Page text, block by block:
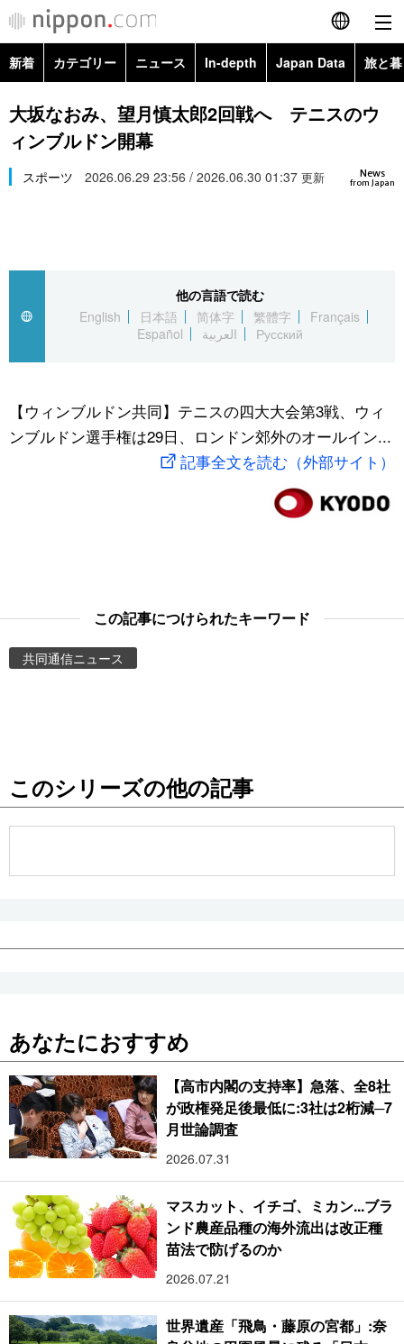
English
简体字
Русский
カテゴリー
経済・ビジネス
国際
文化
トップ
アーカイブ
In-depth
Japan Data
動画/Live
お知らせ
新着 カテゴリー ニュース In-depth Japan Data 旅と
政治・外交
経済・ビジネス
スポーツ・東京2020
Topics
大坂なおみ、望月慎太郎2回戦へ テニスのウ
ィンブルドン開幕
News
from Japan
スポーツ 2026.06.29 23:56 / 2026.06.30 01:37 更新
他の言語で読む
English
日本語 简体字 繁體字
Français
Español
العربية Русский
【ウィンブルドン共同】テニスの四大大会第3戦、ウィ
ンブルドン選手権は29日、ロンドン郊外のオールイン...
記事全文を読む（外部サイト）
この記事につけられたキーワード
共同通信ニュース
このシリーズの他の記事
あなたにおすすめ
【高市内閣の支持率】急落、全8社
が政権発足後最低に:3社は2桁減─7
月世論調査
2026.07.31
マスカット、イチゴ、ミカン...ブラ
ンド農産品種の海外流出は改正種
苗法で防げるのか
2026.07.21
世界遺産「飛鳥・藤原の宮都」:奈